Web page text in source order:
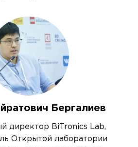
Бергалиев
директор BiTronics Lab,
Открытой лаборатории